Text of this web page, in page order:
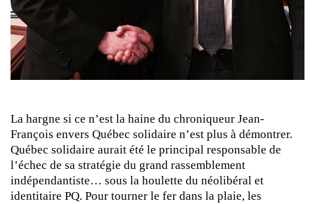
La hargne si ce n’est la haine du chroniqueur Jean-
François envers Québec solidaire n’est plus à démontrer.
Québec solidaire aurait été le principal responsable de
l’échec de sa stratégie du grand rassemblement
indépendantiste… sous la houlette du néolibéral et
identitaire PQ. Pour tourner le fer dans la plaie, les